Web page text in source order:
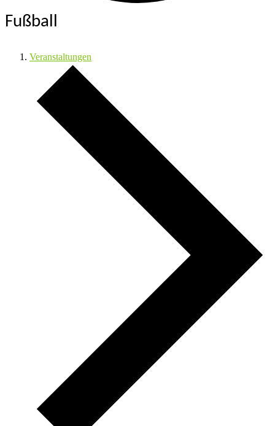
Fußball
Veranstaltungen